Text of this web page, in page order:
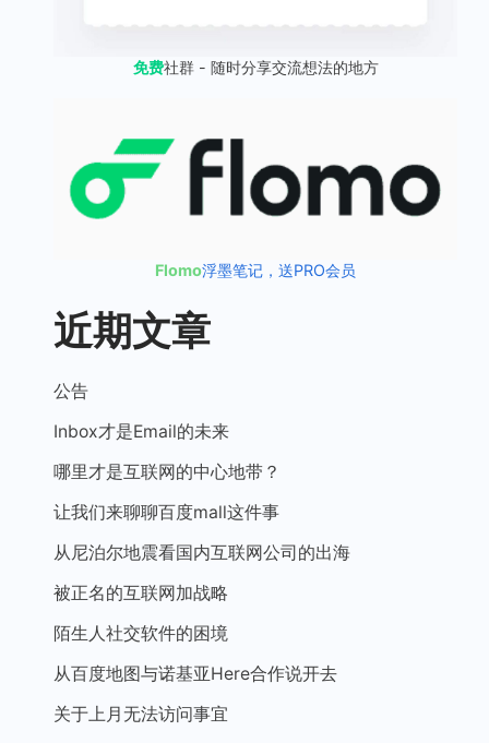
免费社群 - 随时分享交流想法的地方
Flomo浮墨笔记，送PRO会员
近期文章
公告
Inbox才是Email的未来
哪里才是互联网的中心地带？
让我们来聊聊百度mall这件事
从尼泊尔地震看国内互联网公司的出海
被正名的互联网加战略
陌生人社交软件的困境
从百度地图与诺基亚Here合作说开去
关于上月无法访问事宜